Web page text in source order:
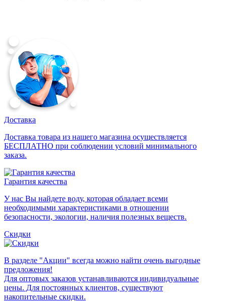
Доставка
Доставка товара из нашего магазина осуществляется
БЕСПЛАТНО при соблюдении условий минимального
заказа.
Гарантия качества
У нас Вы найдете воду, которая обладает всеми
необходимыми характеристиками в отношении
безопасности, экологии, наличия полезных веществ.
Скидки
В разделе "Акции" всегда можно найти очень выгодные
предложения!
Для оптовых заказов устанавливаются индивидуальные
цены. Для постоянных клиентов, существуют
накопительные скидки.